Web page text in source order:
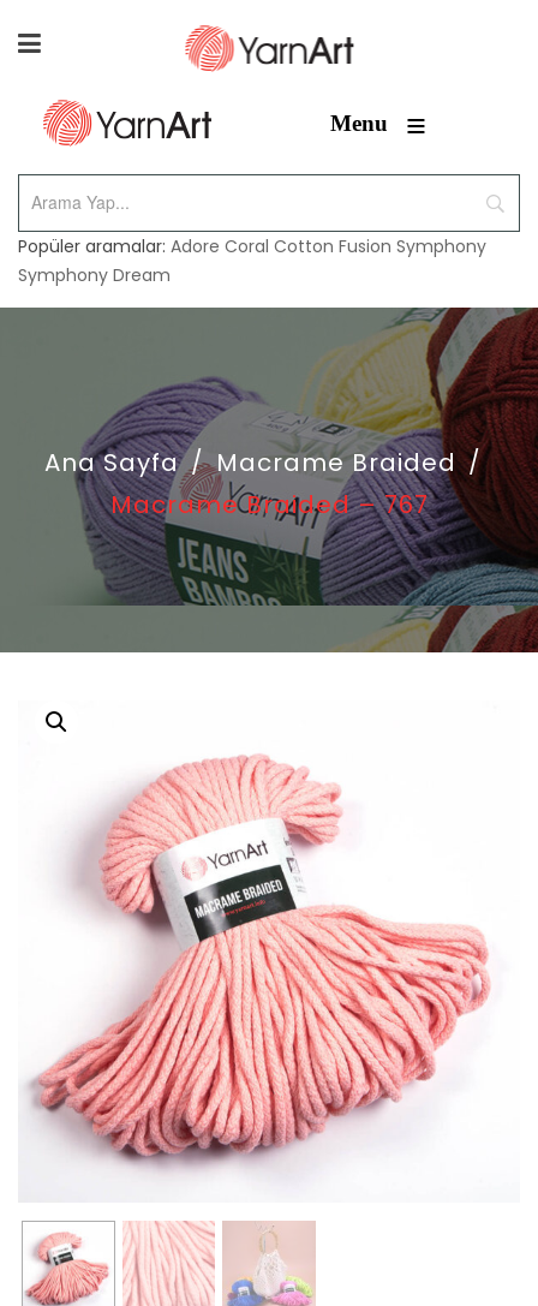
Menu ≡
Popüler aramalar: Adore Coral Cotton Fusion Symphony
Symphony Dream
Ana Sayfa / Macrame Braided /
Macrame Braided – 767